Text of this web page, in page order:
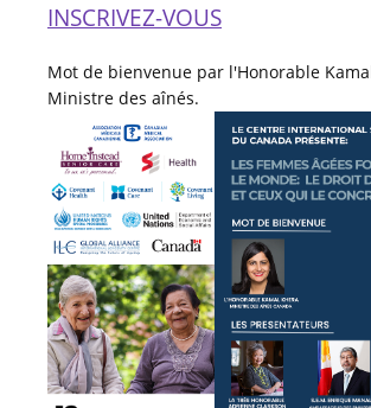
INSCRIVEZ-VOUS
Mot de bienvenue par l'Honorable
Ministre des aînés.